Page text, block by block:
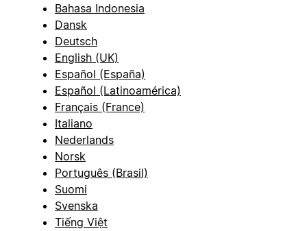
Bahasa Indonesia
Dansk
Deutsch
English (UK)
Español (España)
Español (Latinoamérica)
Français (France)
Italiano
Nederlands
Norsk
Português (Brasil)
Suomi
Svenska
Tiếng Việt